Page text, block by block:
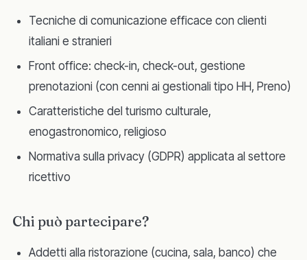
Tecniche di comunicazione efficace con clienti
italiani e stranieri
Front office: check-in, check-out, gestione
prenotazioni (con cenni ai gestionali tipo HH, Preno)
Caratteristiche del turismo culturale,
enogastronomico, religioso
Normativa sulla privacy (GDPR) applicata al settore
ricettivo
Chi può partecipare?
Addetti alla ristorazione (cucina, sala, banco) che